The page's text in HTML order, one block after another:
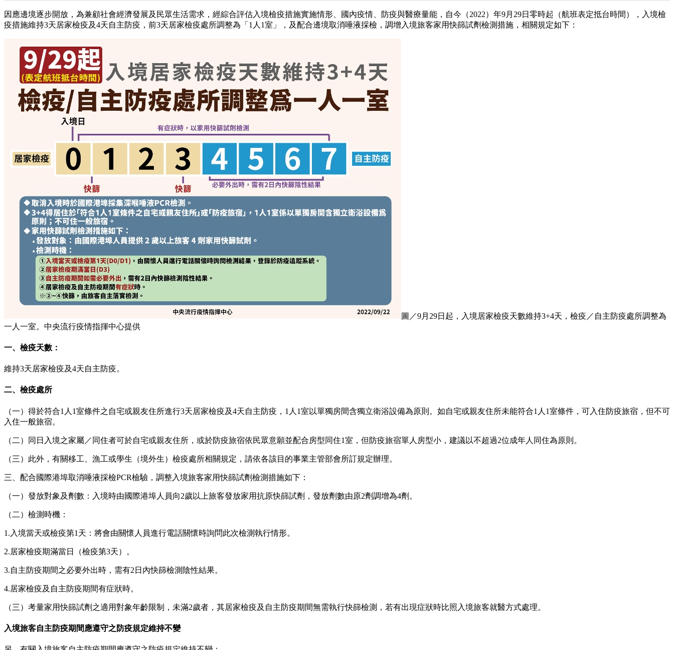
因應邊境逐步開放，為兼顧社會經濟發展及民眾生活需求，經綜合評估入境檢疫措施實施情形、國內疫情、防疫與醫療量能，自今（2022）年9月29日零時起（航班表定抵台時間），入境檢
疫措施維持3天居家檢疫及4天自主防疫，前3天居家檢疫處所調整為「1人1室」，及配合邊境取消唾液採檢，調增入境旅客家用快篩試劑檢測措施，相關規定如下：
圖／9月29日起，入境居家檢疫天數維持3+4天，檢疫／自主防疫處所調整為
一人一室。中央流行疫情指揮中心提供
一、檢疫天數：
維持3天居家檢疫及4天自主防疫。
二、檢疫處所
（一）得於符合1人1室條件之自宅或親友住所進行3天居家檢疫及4天自主防疫，1人1室以單獨房間含獨立衛浴設備為原則。如自宅或親友住所未能符合1人1室條件，可入住防疫旅宿，但不可
入住一般旅宿。
（二）同日入境之家屬／同住者可於自宅或親友住所，或於防疫旅宿依民眾意願並配合房型同住1室，但防疫旅宿單人房型小，建議以不超過2位成年人同住為原則。
（三）此外，有關移工、漁工或學生（境外生）檢疫處所相關規定，請依各該目的事業主管部會所訂規定辦理。
三、配合國際港埠取消唾液採檢PCR檢驗，調整入境旅客家用快篩試劑檢測措施如下：
（一）發放對象及劑數：入境時由國際港埠人員向2歲以上旅客發放家用抗原快篩試劑，發放劑數由原2劑調增為4劑。
（二）檢測時機：
1.入境當天或檢疫第1天：將會由關懷人員進行電話關懷時詢問此次檢測執行情形。
2.居家檢疫期滿當日（檢疫第3天）。
3.自主防疫期間之必要外出時，需有2日內快篩檢測陰性結果。
4.居家檢疫及自主防疫期間有症狀時。
（三）考量家用快篩試劑之適用對象年齡限制，未滿2歲者，其居家檢疫及自主防疫期間無需執行快篩檢測，若有出現症狀時比照入境旅客就醫方式處理。
入境旅客自主防疫期間應遵守之防疫規定維持不變